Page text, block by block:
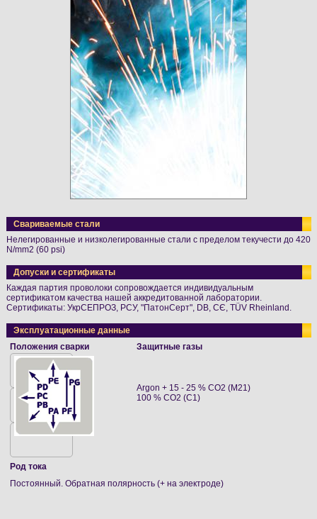
Свариваемые стали
Нелегированные и низколегированные стали с пределом текучести до 420
N/mm2 (60 psi)
Допуски и сертификаты
Каждая партия проволоки сопровождается индивидуальным
сертификатом качества нашей аккредитованной лаборатории.
Сертификаты: УкрСЕПРОЗ, РСУ, "ПатонСерт", DB, СЄ, TÜV Rheinland.
Эксплуатационные данные
Положения сварки
Защитные газы
Argon + 15 - 25 % CO2 (M21)
100 % CO2 (C1)
Род тока
Постоянный. Обратная полярность (+ на электроде)